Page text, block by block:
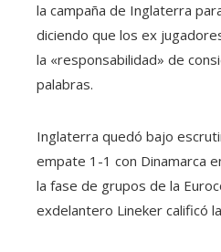
la campaña de Inglaterra
diciendo que los ex
la «responsabilidad» de
palabras.
Inglaterra quedó bajo
empate 1-1 con Dinamarca
la fase de grupos de la
exdelantero Lineker calificó